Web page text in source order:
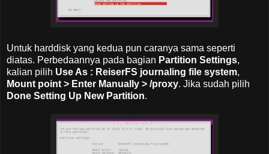
Untuk harddisk yang kedua pun caranya sama seperti
diatas. Perbedaannya pada bagian Partition Settings,
kalian pilih Use As : ReiserFS journaling file system,
Mount point > Enter Manually > /proxy. Jika sudah pilih
Done Setting Up New Partition.